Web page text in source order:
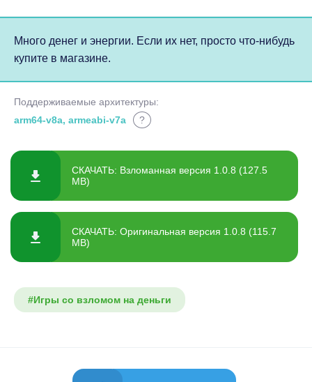
Много денег и энергии. Если их нет, просто что-нибудь
купите в магазине.
Поддерживаемые архитектуры:
arm64-v8a, armeabi-v7a
?
СКАЧАТЬ: Взломанная версия 1.0.8 (127.5
MB)
СКАЧАТЬ: Оригинальная версия 1.0.8 (115.7
MB)
#Игры со взломом на деньги